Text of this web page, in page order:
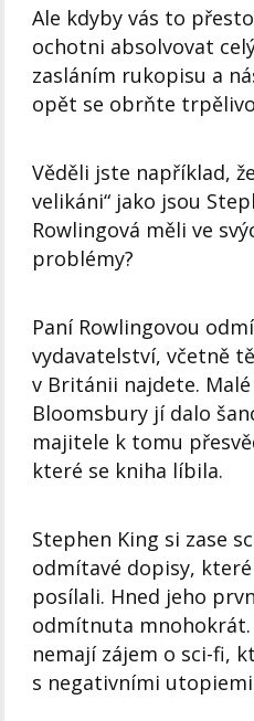
Ale kdyby vás to
ochotni absolvovat
zasláním rukopisu a
opět se obrňte
Věděli jste například,
velikáni“ jako jsou
Rowlingová měli ve
problémy?
Paní Rowlingovou
vydavatelství, včetně
v Británii najdete.
Bloomsbury jí dalo
majitele k tomu
které se kniha líbila.
Stephen King si zase
odmítavé dopisy,
posílali. Hned jeho
odmítnuta mnohokrát.
nemají zájem o sci-fi,
s negativními